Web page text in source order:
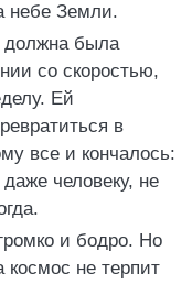
небе Земли.
должна была
со скоростью,
Ей
в
все и кончалось:
человеку, не
и бодро. Но
не терпит